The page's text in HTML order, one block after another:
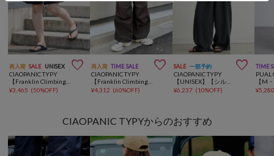
再入荷 SALE UNISEX 
CIAOPANIC TYPY
¥3,465 (50%OFF)
再入荷 TIME SALE 
CIAOPANIC TYPY
¥4,312 (60%OFF)
SALE 一部予約 
CIAOPANIC TYPY
【UNISEX】【シルエット調整可】ピグメント加工ワッフルイージーパンツ/WEB限定カラーあり
¥6,237 (10%OFF)
TIME
PUAL
¥
CIAOPANIC TYPYからのおすすめ